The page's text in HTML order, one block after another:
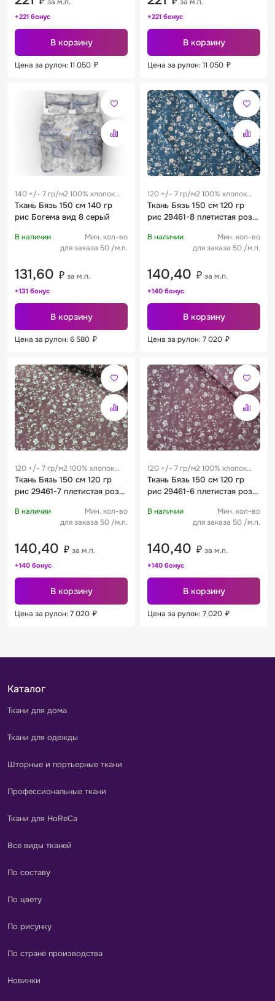
+221 бонус
В корзину
Цена за рулон: 11 050 ₽
+221 бонус
В корзину
Цена за рулон: 11 050 ₽
140 +/- 7 гр/м2 100% хлопок
0.26 м
Ткань Бязь 150 см 140 гр
рис Богема вид 8 серый
В наличии
Мин. кол-во
для заказа 50 /м.п.
131,60 ₽ за м.п.
+131 бонус
В корзину
Цена за рулон: 6 580 ₽
120 +/- 7 гр/м2 100% хлопок
0.28 м
Ткань Бязь 150 см 120 гр
рис 29461-8 плетистая роза
В наличии
Мин. кол-во
для заказа 50 /м.п.
140,40 ₽ за м.п.
+140 бонус
В корзину
Цена за рулон: 7 020 ₽
120 +/- 7 гр/м2 100% хлопок
0.28 м
Ткань Бязь 150 см 120 гр
рис 29461-7 плетистая роза
В наличии
Мин. кол-во
для заказа 50 /м.п.
140,40 ₽ за м.п.
+140 бонус
В корзину
Цена за рулон: 7 020 ₽
120 +/- 7 гр/м2 100% хлопок
0.28 м
Ткань Бязь 150 см 120 гр
рис 29461-6 плетистая роза
В наличии
Мин. кол-во
для заказа 50 /м.п.
140,40 ₽ за м.п.
+140 бонус
В корзину
Цена за рулон: 7 020 ₽
Каталог
Ткани для дома
Ткани для одежды
Шторные и портьерные ткани
Профессиональные ткани
Ткани для HoReCa
Все виды тканей
По составу
По цвету
По рисунку
По стране производства
Новинки